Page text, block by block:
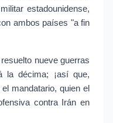
estadounidense,
ambos países "a fin
nueve guerras
la décima; ¡así que,
mandatario, quien el
contra Irán en